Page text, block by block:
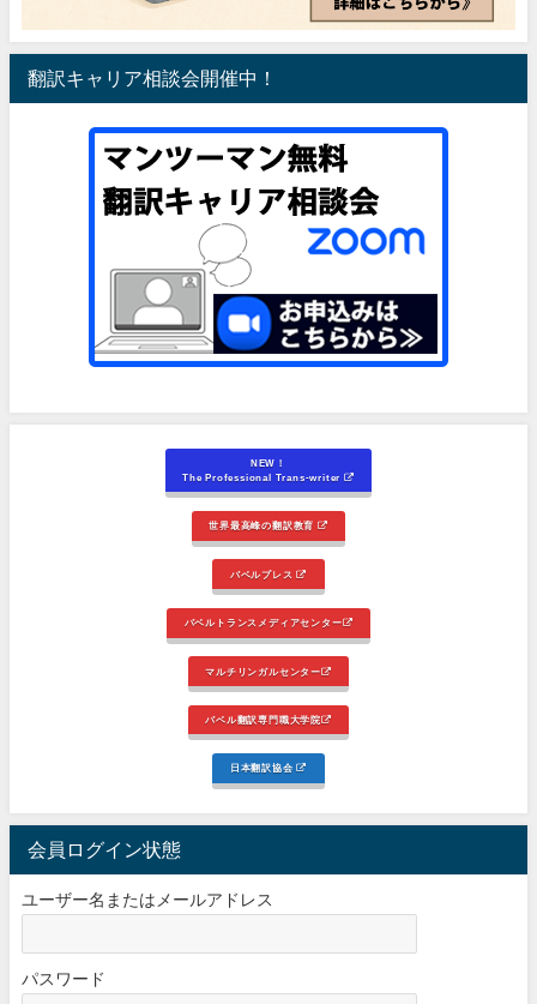
翻訳キャリア相談会開催中！
NEW！
The Professional Trans-writer
世界最高峰の翻訳教育
バベルプレス
バベルトランスメディアセンター
マルチリンガルセンター
バベル翻訳専門職大学院
日本翻訳協会
会員ログイン状態
ユーザー名またはメールアドレス
パスワード